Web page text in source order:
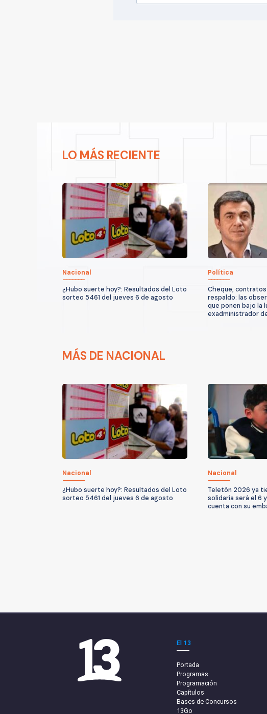
LO MÁS RECIENTE
Nacional
¿Hubo suerte hoy?: Resultados del Loto
sorteo 5461 del jueves 6 de agosto
Política
Cheque,
respaldo: las
que ponen bajo la
exadministrador
MÁS DE NACIONAL
Nacional
¿Hubo suerte hoy?: Resultados del Loto
sorteo 5461 del jueves 6 de agosto
Nacional
Teletón 2026 ya
solidaria será el 6
cuenta con su
El 13
Portada
Programas
Programación
Capítulos
Bases de Concursos
13Go